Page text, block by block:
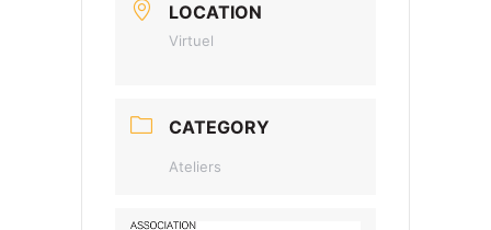
LOCATION
Virtuel
CATEGORY
Ateliers